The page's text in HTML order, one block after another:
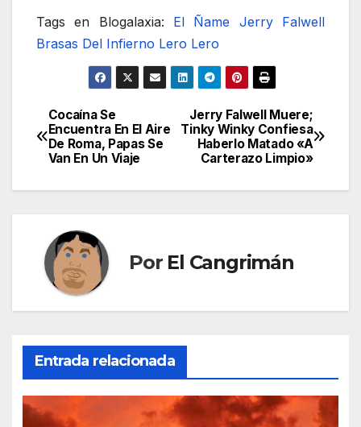
Tags en Blogalaxia: El Ñame
Jerry Falwell
Brasas Del Infierno Lero Lero
Navegación
de
entradas
Jerry Falwell Muere;
Tinky Winky Confiesa
Haberlo Matado «A
Carterazo Limpio»
Cocaína Se
Encuentra En El Aire
De Roma, Papas Se
Van En Un Viaje
Por El Cangrimán
Entrada relacionada